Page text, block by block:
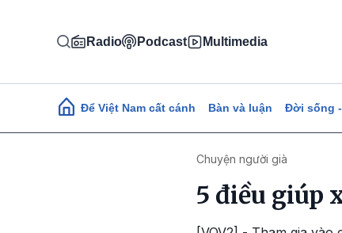
Radio Podcast Multimedia
Main navigation
Để Việt Nam cất cánh Bàn và luận Đời sống
Chuyện người già
5 điều giúp